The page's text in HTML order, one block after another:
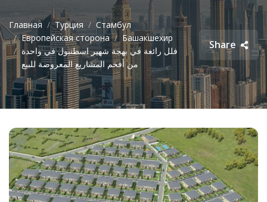
Главная Турция
Стамбул
Европейская сторона
Башакшехир
فلل رائعة في بهجة شهير اسطنبول في واحدة
من أفخم المشاريع المعروضة للبيع
Share